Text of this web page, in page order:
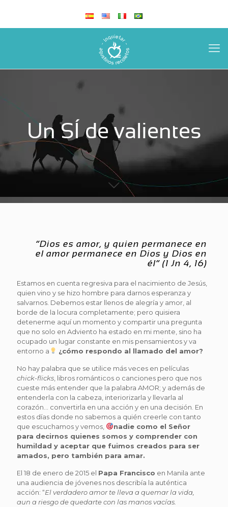
Un SÍ de valientes
“Dios es amor, y quien permanece en
el amor permanece en Dios y Dios en
él” (1 Jn 4, 16)
Estamos en cuenta regresiva para el nacimiento de Jesús,
quien vino y se hizo hombre para darnos esperanza y
salvarnos. Debemos estar llenos de alegría y amor, al
borde de la locura completamente; pero quisiera
detenerme aquí un momento y compartir una pregunta
que no solo en Adviento ha estado en mi mente, sino ha
ocupado un lugar constante en mis pensamientos y va
entorno a
¿cómo respondo al llamado del amor?
No hay palabra que se utilice más veces en películas
chick-flicks , libros románticos o canciones pero que nos
cueste más entender que la palabra AMOR; y además de
entenderla con la cabeza, interiorizarla y llevarla al
corazón… convertirla en una acción y en una decisión. En
estos días donde no sabemos a quién creerle con tanto
que escuchamos y vemos,
nadie como el Señor
para decirnos quienes somos y comprender con
humildad y aceptar que fuimos creados para ser
amados, pero también para amar.
El 18 de enero de 2015 el Papa Francisco en Manila ante
una audiencia de jóvenes nos describía la auténtica
acción: “El verdadero amor te lleva a quemar la vida,
aun a riesgo de quedarte con las manos vacías.